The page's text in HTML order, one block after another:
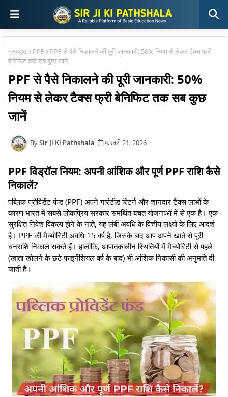
मुख्यपृष्ठ PPF
PPF से पैसे निकालने की पूरी जानकारी: 50% नियम से लेकर टैक्स फ्री
बेनिफिट तक सब कुछ जानें
PPF से पैसे निकालने की पूरी जानकारी: 50%
नियम से लेकर टैक्स फ्री बेनिफिट तक सब कुछ
जानें
Sir Ji Ki Pathshala फ़रवरी 21, 2026
PPF विड्रॉल नियम: अपनी आंशिक और पूर्ण PPF राशि कैसे
निकालें?
पब्लिक प्रोविडेंट फंड (PPF) अपने गारंटीड रिटर्न और शानदार टैक्स लाभों के
कारण भारत में सबसे लोकप्रिय सरकार समर्थित बचत योजनाओं में से एक है। एक
सुरक्षित निवेश विकल्प होने के नाते, यह लंबी अवधि के वित्तीय लक्ष्यों के लिए आदर्श
है। PPF की मैच्योरिटी अवधि 15 वर्ष है, जिसके बाद आप अपने खाते से पूरी
धनराशि निकाल सकते हैं। हालाँकि, आपातकालीन स्थितियों में मैच्योरिटी से पहले
(खाता खोलने के छठे फाइनेंशियल वर्ष के बाद) भी आंशिक निकासी की अनुमति दी
जाती है।